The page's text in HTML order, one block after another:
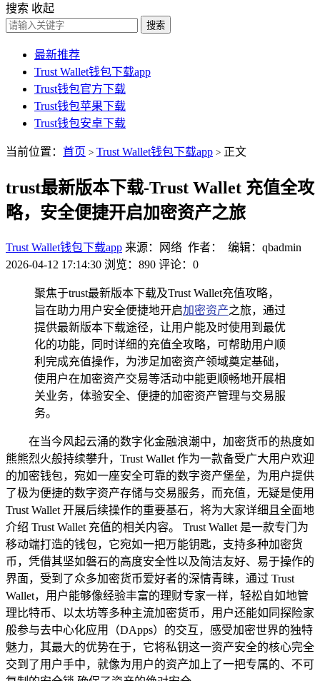
搜索 收起
搜索
最新推荐
Trust Wallet钱包下载app
Trust钱包官方下载
Trust钱包苹果下载
Trust钱包安卓下载
当前位置： 首页 > Trust Wallet钱包下载app > 正文
trust最新版本下载-Trust Wallet 充值全攻
略，安全便捷开启加密资产之旅
Trust Wallet钱包下载app 来源：网络 作者： 编辑：qbadmin
2026-04-12 17:14:30 浏览：890 评论：0
聚焦于trust最新版本下载及Trust Wallet充值攻略，
旨在助力用户安全便捷地开启加密资产之旅，通过
提供最新版本下载途径，让用户能及时使用到最优
化的功能，同时详细的充值全攻略，可帮助用户顺
利完成充值操作，为涉足加密资产领域奠定基础，
使用户在加密资产交易等活动中能更顺畅地开展相
关业务，体验安全、便捷的加密资产管理与交易服
务。
在当今风起云涌的数字化金融浪潮中，加密货币的热度如
熊熊烈火般持续攀升，Trust Wallet 作为一款备受广大用户欢迎
的加密钱包，宛如一座安全可靠的数字资产堡垒，为用户提供
了极为便捷的数字资产存储与交易服务，而充值，无疑是使用
Trust Wallet 开展后续操作的重要基石，将为大家详细且全面地
介绍 Trust Wallet 充值的相关内容。 Trust Wallet 是一款专门为
移动端打造的钱包，它宛如一把万能钥匙，支持多种加密货
币，凭借其坚如磐石的高度安全性以及简洁友好、易于操作的
界面，受到了众多加密货币爱好者的深情青睐，通过 Trust
Wallet，用户能够像经验丰富的理财专家一样，轻松自如地管
理比特币、以太坊等多种主流加密货币，用户还能如同探险家
般参与去中心化应用（DApps）的交互，感受加密世界的独特
魅力，其最大的优势在于，它将私钥这一资产安全的核心完全
交到了用户手中，就像为用户的资产加上了一把专属的、不可